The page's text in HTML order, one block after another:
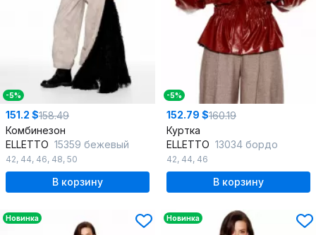
-5%
151.2 $158.49
Комбинезон
ELLETTO 15359 бежевый
42, 44, 46, 48, 50
В корзину
-5%
152.79 $160.19
Куртка
ELLETTO 13034 бордо
42, 44, 46
В корзину
Новинка Новинка